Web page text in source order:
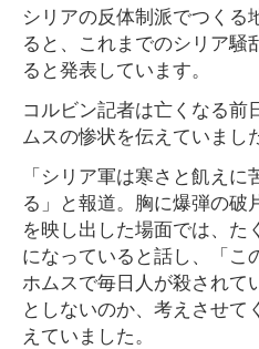
シリアの反体制派でつくる
ると、これまでのシリア騒
ると発表しています。
コルビン記者は亡くなる前
ムスの惨状を伝えていまし
「シリア軍は寒さと飢え
る」と報道。胸に爆弾の破
を映し出した場面では、た
になっていると話し、「こ
ホムスで毎日人が殺されて
としないのか、考えさせ
えていました。